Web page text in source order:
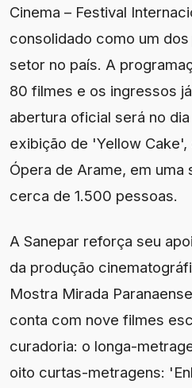
Cinema – Festival
consolidado como um
setor no país. A
80 filmes e os ingressos
abertura oficial será no
exibição de 'Yellow Cake',
Ópera de Arame, em uma
cerca de 1.500 pessoas.
A Sanepar reforça seu
da produção
Mostra Mirada
conta com nove filmes
curadoria: o longa-
oito curtas-metragens: